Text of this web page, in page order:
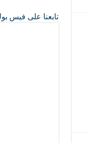
تابعنا على فيس